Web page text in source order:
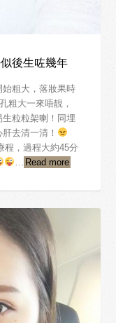
後生咗幾年
粗大，落妝果時
粗大一來唔靚，
粒粒架喇！同埋
去清一清！
程，過程大約45分
… Read more